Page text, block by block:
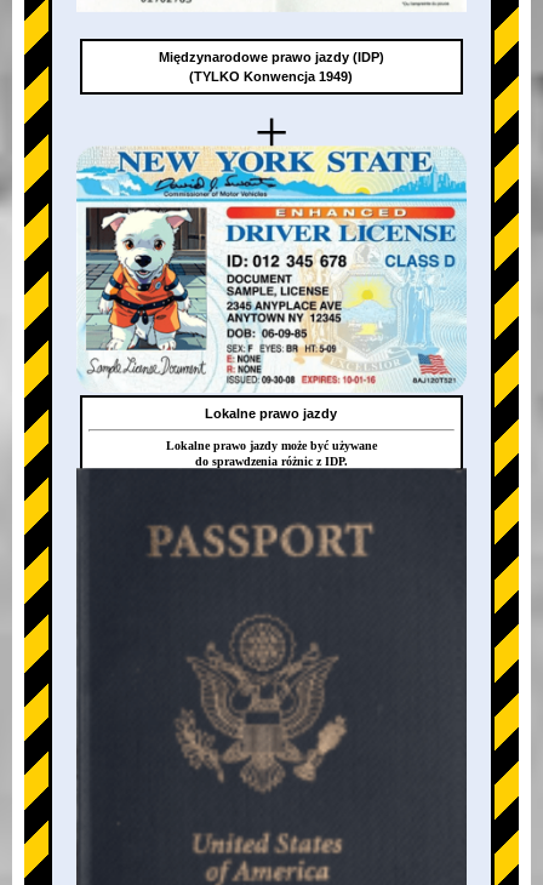
+
+
Międzynarodowe prawo jazdy (IDP)
(TYLKO Konwencja 1949)
Lokalne prawo jazdy
Lokalne prawo jazdy może być używane
do sprawdzenia różnic z IDP.